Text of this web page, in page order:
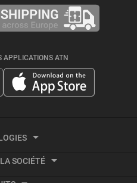
APPLICATIONS ATN
SOCIÉTÉ